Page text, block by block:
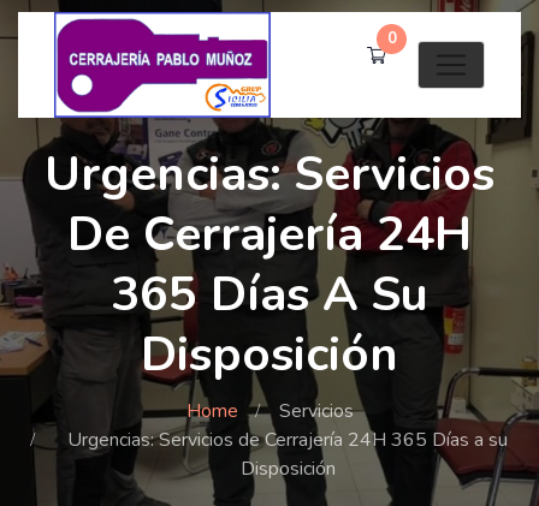
0
Urgencias: Servicios
De Cerrajería 24H
365 Días A Su
Disposición
Home
Servicios
Urgencias: Servicios de Cerrajería 24H 365 Días a su
Disposición